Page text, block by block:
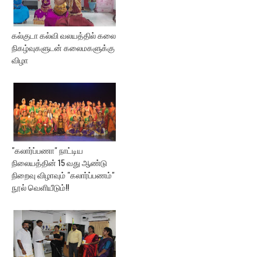
கல்குடா கல்வி வலயத்தில் கலை
நிகழ்வுகளுடன் கலைமகளுக்கு
விழா
"கலார்ப்பணா" நாட்டிய
நிலையத்தின் 15 வது ஆண்டு
நிறைவு விழாவும் "கலார்ப்பணம்"
நூல் வெளியீடும்!!